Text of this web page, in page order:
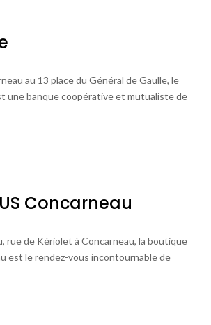
au 13 place du Général de Gaulle, le
une banque coopérative et mutualiste de
Concarneau
rue de Kériolet à Concarneau, la boutique
est le rendez-vous incontournable de